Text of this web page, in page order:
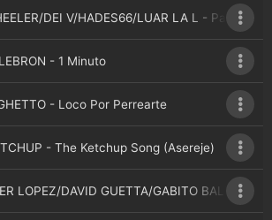
DEI V/HADES66/LUAR LA L - Pacto
- 1 Minuto
- Loco Por Perrearte
- The Ketchup Song (Asereje)
LOPEZ/DAVID GUETTA/GABITO